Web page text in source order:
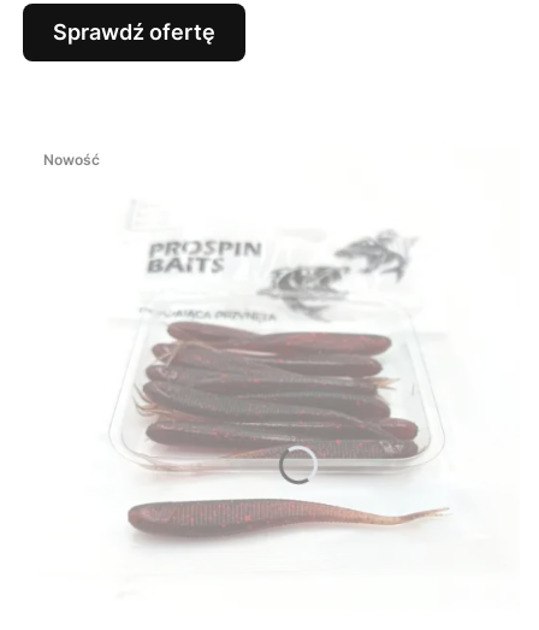
Sprawdź ofertę
Nowość